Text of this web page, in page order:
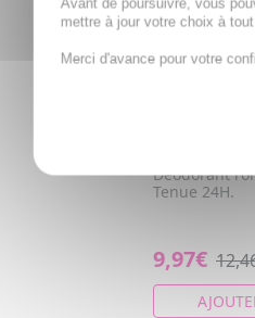
Homme
Déodorant
Tenue 24H.
9,97€
Avant de poursuivre, vous
mettre à jour votre choix à
Merci d'avance pour votre